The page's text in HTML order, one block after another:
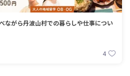
ながら丹波山村での暮らしや仕事につい
4